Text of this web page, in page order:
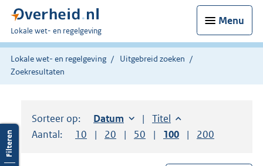
Menu
U
bent
hier:
Lokale wet- en regelgeving
Lokale wet- en regelgeving
Uitgebreid zoeken
Zoekresultaten
Sorteer op: Sorteer op:
Datum oplopendSorteer op:
Titel oplopend
Aantal:
Toon
10 resultaten per pagina
Toon
20 resultaten per pagina
Toon
50 resultaten per pagina
Toon
100 resultaten per
Toon
200